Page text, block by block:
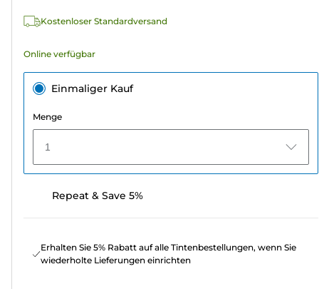
Kostenloser Standardversand
Online verfügbar
Einmaliger Kauf
Menge
1
Repeat & Save 5%
Erhalten Sie 5% Rabatt auf alle Tintenbestellungen, wenn Sie
wiederholte Lieferungen einrichten